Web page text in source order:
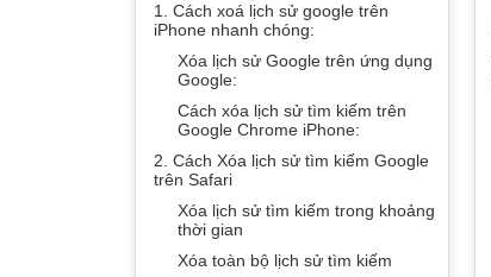
1. Cách xoá lịch sử google trên
iPhone nhanh chóng:
Xóa lịch sử Google trên ứng dụng
Google:
Cách xóa lịch sử tìm kiếm trên
Google Chrome iPhone:
2. Cách Xóa lịch sử tìm kiếm Google
trên Safari
Xóa lịch sử tìm kiếm trong khoảng
thời gian
Xóa toàn bộ lịch sử tìm kiếm